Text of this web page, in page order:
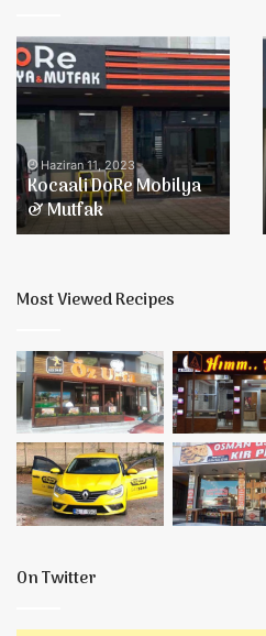
Kocaali
DoRe
Mobilya
&
Mutfak
Haziran 11, 2023
Kocaali DoRe Mobilya
& Mutfak
Most Viewed Recipes
On Twitter